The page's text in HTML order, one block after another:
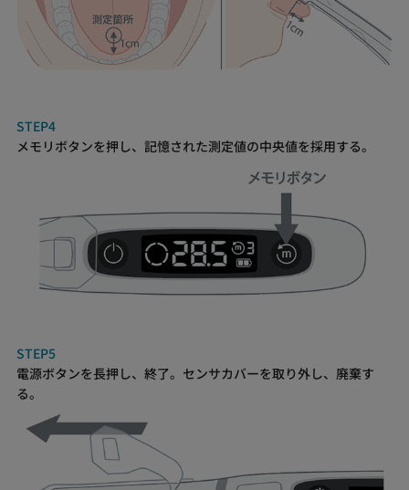
STEP4
メモリボタンを押し、記憶された測定値の中央値を採用する。
STEP5
電源ボタンを長押し、終了。センサカバーを取り外し、廃棄す
る。